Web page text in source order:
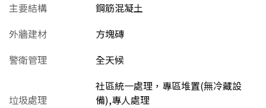
主要結構
鋼筋混凝土
外牆建材
方塊磚
警衛管理
全天候
垃圾處理
社區統一處理，專區堆置(無冷藏設
備),專人處理